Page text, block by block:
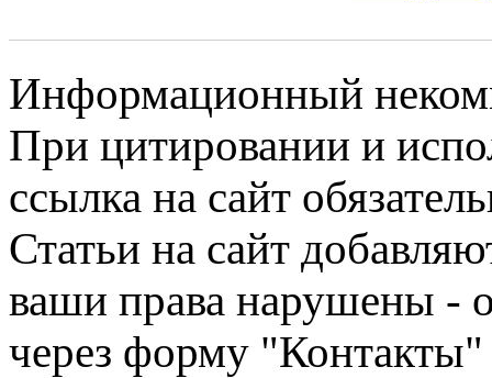
Информационный
При цитировании и
ссылка на сайт
Статьи на сайт
ваши права нарушены -
через форму "Контакты"